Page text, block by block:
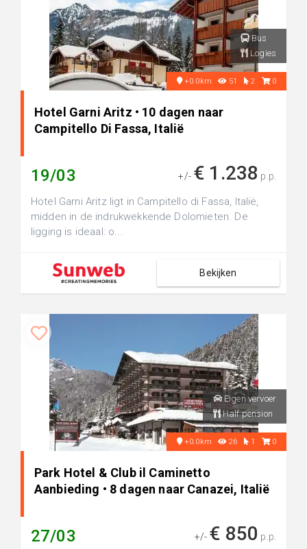
Bus
Logies
+0.0km 51 2 0
Hotel Garni Aritz • 10 dagen naar
Campitello Di Fassa, Italië
19/03 +/- € 1.238 p.p.
Hotel Garni Aritz ligt in Campitello di Fassa, Italië,
midden in de indrukwekkende Dolomieten. De
ligging is ideaal: o...
Bekijken
Eigen vervoer
Half pension
+0.0km 26 1 0
Park Hotel & Club il Caminetto
Aanbieding • 8 dagen naar Canazei, Italië
27/03 +/- € 850 p.p.